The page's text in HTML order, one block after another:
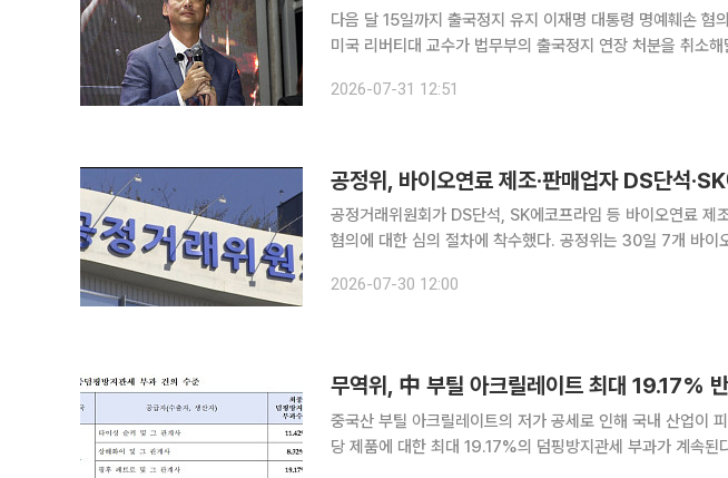
다음 달 15일까지 출국정지 유지 이재명 대통령 명예훼손 혐의로 기소된 모스 탄(한국명 단현명) 전
미국 리버티대 교수가 법무부의 출국정지 연장 처분을 취소
지 연장처분 취소 소송의 선고기일을 열고 원고 패소 판결했다.
2026-07-31 12:51
공정위, 바이오연료 제조·판매업자 DS단석
공정거래위원회가 DS단석, SK에코프라임 등 바이오연료 제
혐의에 대한 심의 절차에 착수했다. 공정위는 30일 7개 바이오연료 제조 및 판매사업자들의 공정거
오연료 제조 및 판매사업자들은 DS단석, 애경케미칼, SK에코
2026-07-30 12:00
무역위, 中 부틸 아크릴레이트 최대 19.17%
중국산 부틸 아크릴레이트의 저가 공세로 인해 국내 산업이
당 제품에 대한 최대 19.17%의 덤핑방지관세 부과가 계속된다. 중국산 석도강판과 폴리염화